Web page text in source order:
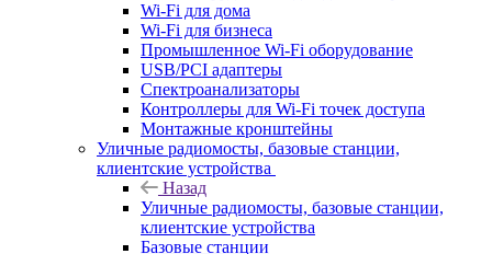
Wi-Fi для дома
Wi-Fi для бизнеса
Промышленное Wi-Fi оборудование
USB/PCI адаптеры
Cпектроанализаторы
Контроллеры для Wi-Fi точек доступа
Монтажные кронштейны
Уличные радиомосты, базовые станции,
клиентские устройства
Назад
Уличные радиомосты, базовые станции,
клиентские устройства
Базовые станции